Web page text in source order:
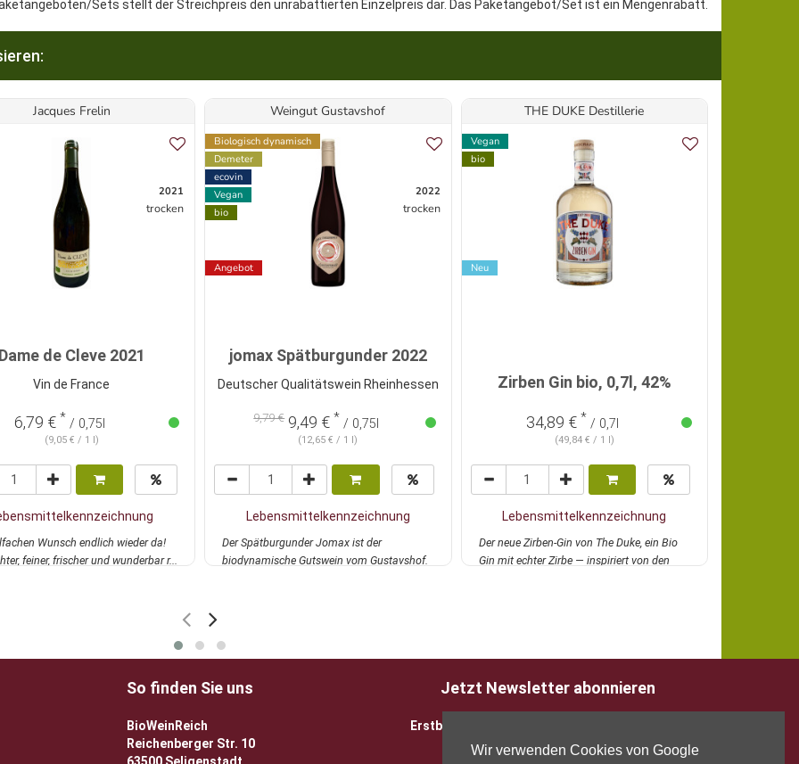
Wir verwenden Cookies von Google
Sets stellt der Streichpreis den unrabattierten Einzelpreis dar. Das Paketangebot/Set ist ein Mengenrabatt.
Jacques Frelin
2021
trocken
Dame de Cleve 2021
Vin de France
6,79 € * / 0,75l
(9,05 € / 1 l)
Wunsch endlich wieder da!
feiner, frischer und wunderbar r...
Weingut Gustavshof
Biologisch dynamisch
Demeter
ecovin
Vegan
bio
Angebot
2022
trocken
jomax Spätburgunder 2022
Deutscher Qualitätswein Rheinhessen
9,79 €9,49 € * / 0,75l
(12,65 € / 1 l)
Lebensmittelkennzeichnung
Der Spätburgunder Jomax ist der
biodynamische Gutswein vom Gustavshof.
THE DUKE Destillerie
Vegan
bio
Neu
Zirben Gin bio, 0,7l, 42%
34,89 € * / 0,7l
(49,84 € / 1 l)
Lebensmittelkennzeichnung
Der neue Zirben-Gin von The Duke, ein Bio
Gin mit echter Zirbe — inspiriert von den
So finden Sie uns
BioWeinReich
Reichenberger Str. 10
Jetzt Newsletter abonnieren
Erstbesteller sparen 5 EUR mit Gutscheincode